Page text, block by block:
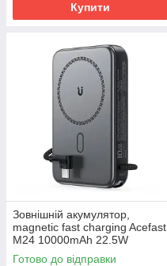
Купити
Зовнішній акумулятор,
magnetic fast charging Acefast
M24 10000mAh 22.5W
металевий корпус
Готово до відправки